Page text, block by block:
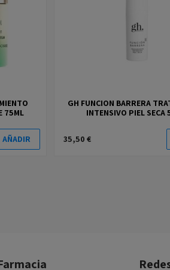
75ML
AÑADIR
GH FUNCION BARRERA
INTENSIVO PIEL SECA
35,50 €